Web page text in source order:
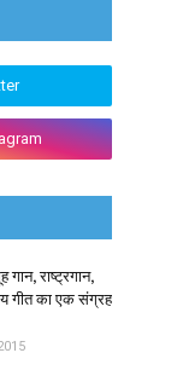
गान, राष्ट्रगान,
गीत का एक संग्रह